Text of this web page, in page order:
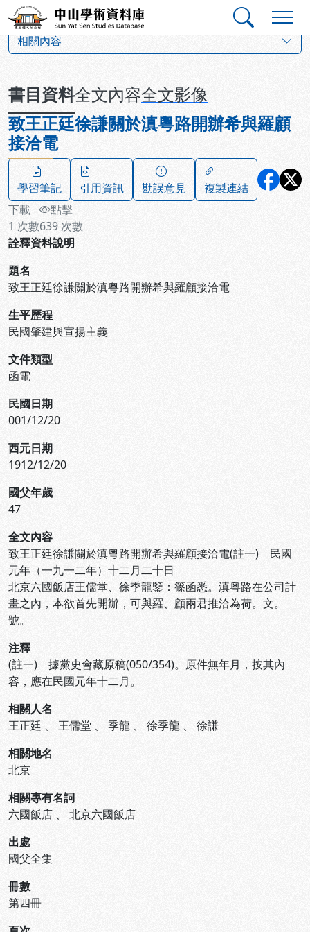
跳到主要內容
中山學術資料庫
相關內容
書目資料全文內容全文影像
致王正廷徐謙關於滇粵路開辦希與羅顧
接洽電
學習筆記 引用資訊 勘誤意見
複製連結
下載
1 次數
點擊
639 次數
詮釋資料說明
題名
致王正廷徐謙關於滇粵路開辦希與羅顧接洽電
生平歷程
民國肇建與宣揚主義
文件類型
函電
民國日期
001/12/20
西元日期
1912/12/20
國父年歲
47
全文內容
致王正廷徐謙關於滇粵路開辦希與羅顧接洽電(註一) 民國
元年（一九一二年）十二月二十日
北京六國飯店王儒堂、徐季龍鑒：篠函悉。滇粤路在公司計
畫之內，本欲首先開辦，可與羅、顧兩君推洽為荷。文。
號。
注釋
(註一) 據黨史會藏原稿(050/354)。原件無年月，按其內
容，應在民國元年十二月。
相關人名
王正廷 、 王儒堂 、 季龍 、 徐季龍 、 徐謙
相關地名
北京
相關專有名詞
六國飯店 、 北京六國飯店
出處
國父全集
冊數
第四冊